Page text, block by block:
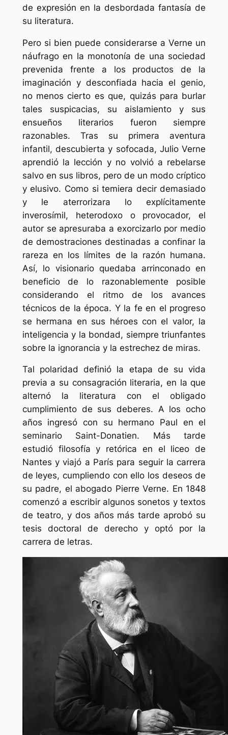
de expresión en la desbordada fantasía de
su literatura.
Pero si bien puede considerarse a Verne un
náufrago en la monotonía de una sociedad
prevenida frente a los productos de la
imaginación y desconfiada hacia el genio,
no menos cierto es que, quizás para burlar
tales suspicacias, su aislamiento y sus
ensueños literarios fueron siempre
razonables. Tras su primera aventura
infantil, descubierta y sofocada, Julio Verne
aprendió la lección y no volvió a rebelarse
salvo en sus libros, pero de un modo críptico
y elusivo. Como si temiera decir demasiado
y le aterrorizara lo explícitamente
inverosímil, heterodoxo o provocador, el
autor se apresuraba a exorcizarlo por medio
de demostraciones destinadas a confinar la
rareza en los límites de la razón humana.
Así, lo visionario quedaba arrinconado en
beneficio de lo razonablemente posible
considerando el ritmo de los avances
técnicos de la época. Y la fe en el progreso
se hermana en sus héroes con el valor, la
inteligencia y la bondad, siempre triunfantes
sobre la ignorancia y la estrechez de miras.
Tal polaridad definió la etapa de su vida
previa a su consagración literaria, en la que
alternó la literatura con el obligado
cumplimiento de sus deberes. A los ocho
años ingresó con su hermano Paul en el
seminario Saint-Donatien. Más tarde
estudió filosofía y retórica en el liceo de
Nantes y viajó a París para seguir la carrera
de leyes, cumpliendo con ello los deseos de
su padre, el abogado Pierre Verne. En 1848
comenzó a escribir algunos sonetos y textos
de teatro, y dos años más tarde aprobó su
tesis doctoral de derecho y optó por la
carrera de letras.